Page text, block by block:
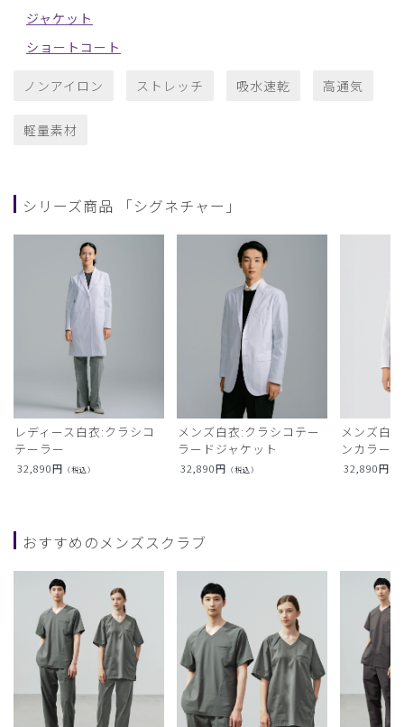
ジャケット
ショートコート
ノンアイロン ストレッチ 吸水速乾 高通気
軽量素材
シリーズ商品 「シグネチャー」
レディース白衣:クラシコ
テーラー
32,890円 （税込）
メンズ白衣:クラシコテー
ラードジャケット
32,890円 （税込）
メンズ白
ンカラー
32,890円
おすすめのメンズスクラブ